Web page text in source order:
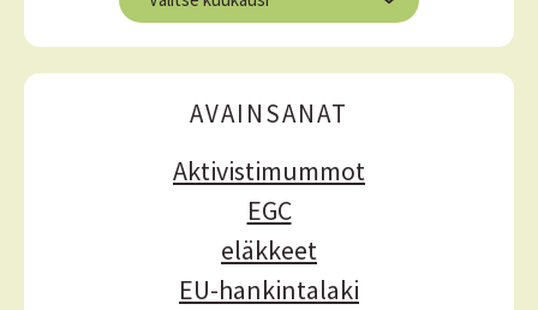
e
l
r
AVAINSANAT
Aktivistimummot
EGC
eläkkeet
EU-hankintalaki